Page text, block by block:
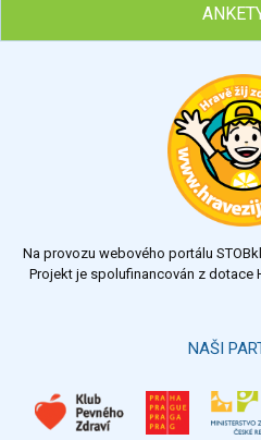
Hubněte s podporou lektorky a
Chcete poradit s hubnutím?
Výsledky
Na provozu webového portálu
Projekt je spolufinancován z dotace
NAŠI